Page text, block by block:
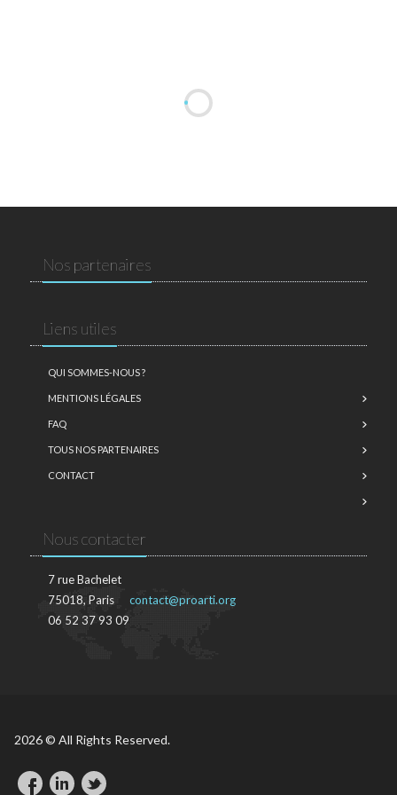
Nos partenaires
Liens utiles
QUI SOMMES-NOUS ?
MENTIONS LÉGALES
FAQ
TOUS NOS PARTENAIRES
CONTACT
Nous contacter
7 rue Bachelet
75018, Paris
06 52 37 93 09
contact@proarti.org
2026 © All Rights Reserved.